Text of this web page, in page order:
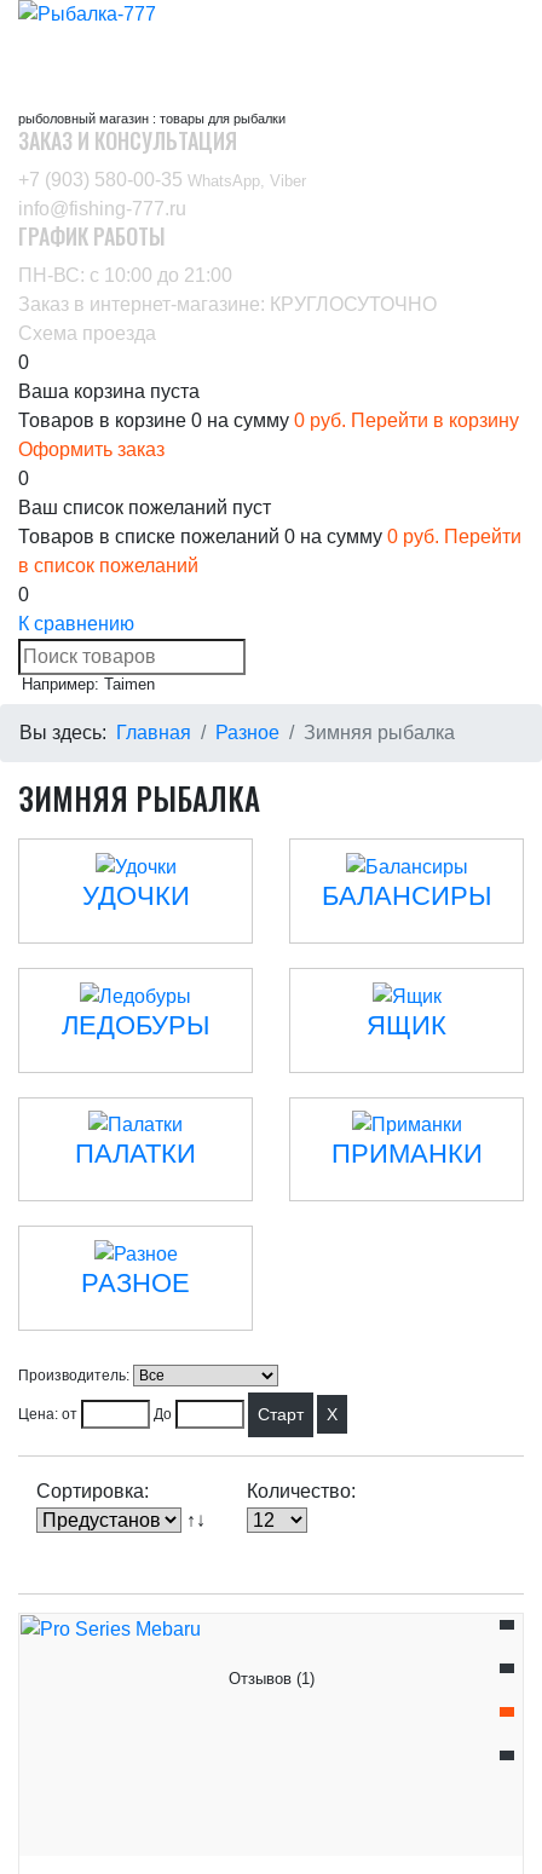
рыболовный магазин : товары для рыбалки
ЗАКАЗ И КОНСУЛЬТАЦИЯ
+7 (903) 580-00-35‬ WhatsApp, Viber
info@fishing-777.ru
ГРАФИК РАБОТЫ
ПН-ВС: с 10:00 до 21:00
Заказ в интернет-магазине: КРУГЛОСУТОЧНО
Схема проезда
0
Ваша корзина пуста
Товаров в корзине 0 на сумму 0 руб. Перейти в корзину
Оформить заказ
0
Ваш список пожеланий пуст
Товаров в списке пожеланий 0 на сумму 0 руб. Перейти
в список пожеланий
0
К сравнению
Например: Taimen
Вы здесь: Главная Разное Зимняя рыбалка
ЗИМНЯЯ РЫБАЛКА
УДОЧКИ БАЛАНСИРЫ
ЛЕДОБУРЫ ЯЩИК
ПАЛАТКИ ПРИМАНКИ
РАЗНОЕ
Производитель:
Цена: от До X
Сортировка:
↑↓
Количество:
Отзывов (1)